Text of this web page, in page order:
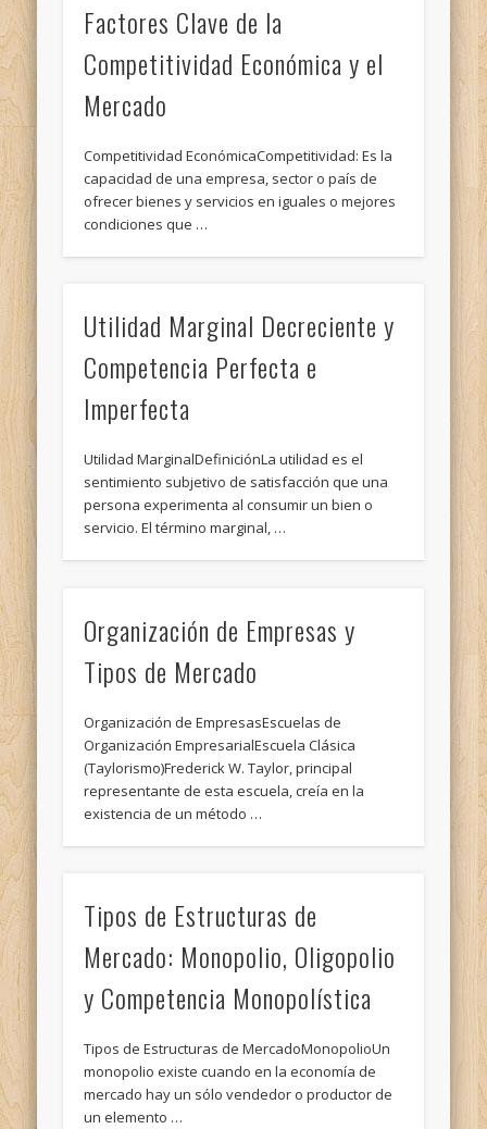
Factores Clave de la
Competitividad Económica y el
Mercado
Competitividad EconómicaCompetitividad: Es la
capacidad de una empresa, sector o país de
ofrecer bienes y servicios en iguales o mejores
condiciones que …
Utilidad Marginal Decreciente y
Competencia Perfecta e
Imperfecta
Utilidad MarginalDefiniciónLa utilidad es el
sentimiento subjetivo de satisfacción que una
persona experimenta al consumir un bien o
servicio. El término marginal, …
Organización de Empresas y
Tipos de Mercado
Organización de EmpresasEscuelas de
Organización EmpresarialEscuela Clásica
(Taylorismo)Frederick W. Taylor, principal
representante de esta escuela, creía en la
existencia de un método …
Tipos de Estructuras de
Mercado: Monopolio, Oligopolio
y Competencia Monopolística
Tipos de Estructuras de MercadoMonopolioUn
monopolio existe cuando en la economía de
mercado hay un sólo vendedor o productor de
un elemento …